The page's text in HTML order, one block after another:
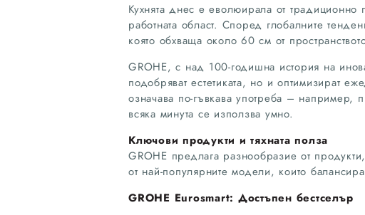
Кухнята днес е еволюирала от
работната област. Според глобалните
която обхваща около 60 см от
GROHE, с над 100-годишна история на
подобряват естетиката, но и оптимизират
означава по-гъвкава употреба – например,
всяка минута се използва умно.
Ключови продукти и тяхната полза
GROHE предлага разнообразие от
от най-популярните модели, които
GROHE Eurosmart: Достъпен бестселър